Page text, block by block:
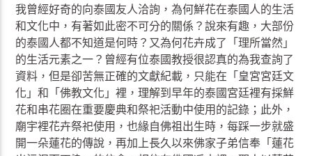
我曾經好奇的向泰國友人洽詢，為何鮮花在泰國人的生活
和文化中，有著如此密不可分的關係？說來有趣，大部份
的泰國人都不知道是何時？又為何花卉成了「理所當然」
的生活元素之一？曾經有位泰國教授很認真的為我查詢了
資料，但是卻苦無正確的文獻紀載，只能在「皇宮宮廷文
化」和「佛教文化」裡，理解到早年的泰國宮廷裡有採鮮
花和串花圈在重要慶典和祭祀活動中使用的記錄；此外，
廟宇裡花卉祭祀使用，也緣自佛祖出生時，每踩一步就盛
開一朵蓮花的傳說，再加上長久以來佛家子弟信奉「蓮花